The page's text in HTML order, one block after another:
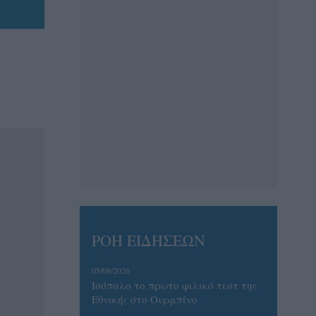
ΡΟΗ ΕΙΔΗΣΕΩΝ
05/08/2026
Ισόπαλο το πρωτο φιλικό τεστ της
Εθνικής στο Ουρμπίνο